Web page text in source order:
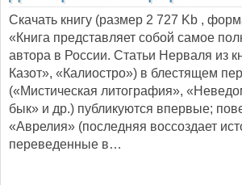
Скачать книгу (размер 2 727 Kb ,
«Книга представляет собой самое
автора в России. Статьи Нерваля из
Казот», «Калиостро») в блестящем
(«Мистическая литография»,
бык» и др.) публикуются впервые;
«Аврелия» (последняя воссоздает
переведенные в…